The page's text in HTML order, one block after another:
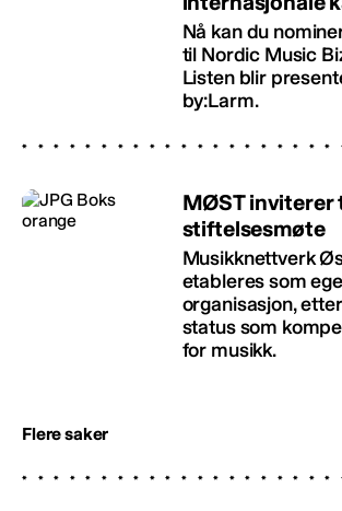
Nå kan du
til Nordic Music
Listen blir
by:Larm.
MØST inviterer
stiftelsesmøte
Musikknettverk
etableres som
organisasjon,
status som
for musikk.
Flere saker